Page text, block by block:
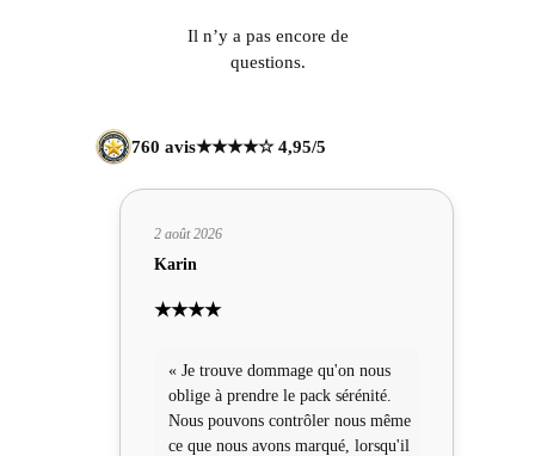
Il n’y a pas encore de
questions.
760 avis★★★★☆ 4,95/5
2 août 2026
Karin
★★★★
« Je trouve dommage qu'on nous
oblige à prendre le pack sérénité.
Nous pouvons contrôler nous même
ce que nous avons marqué, lorsqu'il